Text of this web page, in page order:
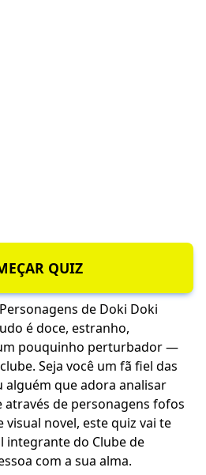
QUIZ
de Doki Doki
é doce, estranho,
pouquinho perturbador —
Seja você um fã fiel das
que adora analisar
de personagens fofos
visual novel, este quiz vai te
integrante do Clube de
com a sua alma.